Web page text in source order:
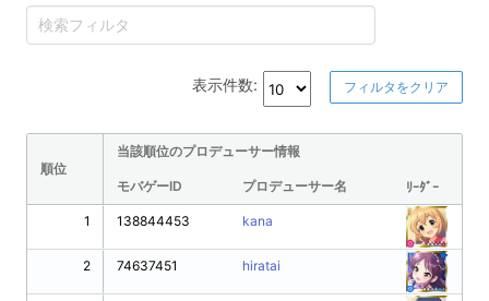
表示件数: フィルタをクリア
順位
当該順位のプロデューサー情報
モバゲーID プロデューサー名 ﾘｰﾀﾞｰ
1
2
138844453 kana
74637451 hiratai